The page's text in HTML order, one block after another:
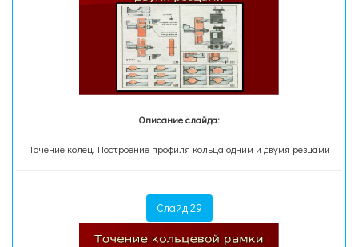
Описание слайда:
Точение колец. Построение профиля кольца одним и двумя резцами
Слайд 29